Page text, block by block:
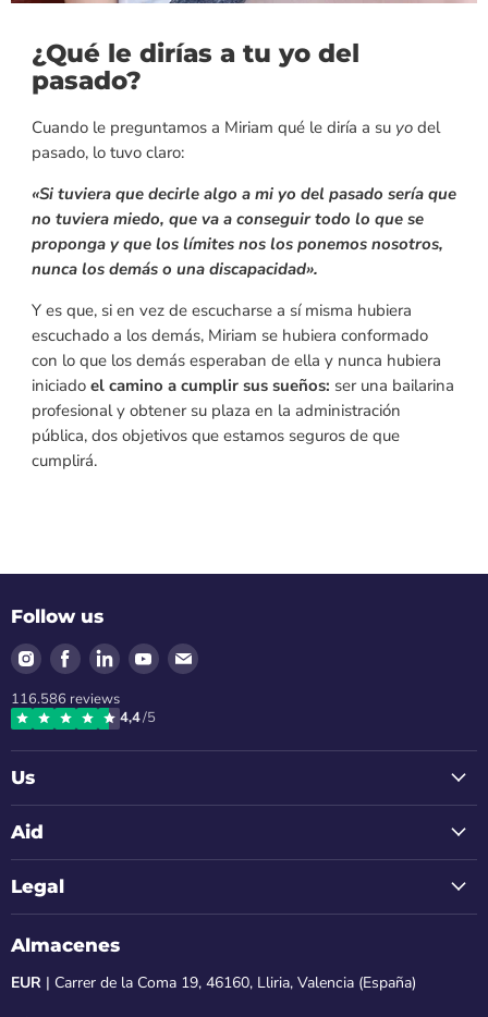
¿Qué le dirías a tu yo del
pasado?
Cuando le preguntamos a Miriam qué le diría a su yo del
pasado, lo tuvo claro:
«Si tuviera que decirle algo a mi yo del pasado sería que
no tuviera miedo, que va a conseguir todo lo que se
proponga y que los límites nos los ponemos nosotros,
nunca los demás o una discapacidad».
Y es que, si en vez de escucharse a sí misma hubiera
escuchado a los demás, Miriam se hubiera conformado
con lo que los demás esperaban de ella y nunca hubiera
iniciado el camino a cumplir sus sueños: ser una bailarina
profesional y obtener su plaza en la administración
pública, dos objetivos que estamos seguros de que
cumplirá.
Follow us
Find
us
on
Instagram
Find
us
on
Facebook
Find
us
on
LinkedIn
Find
us
Find
116.586 reviews
4,4/5
Us
Aid
Legal
Almacenes
EUR | Carrer de la Coma 19, 46160, Lliria, Valencia (España)